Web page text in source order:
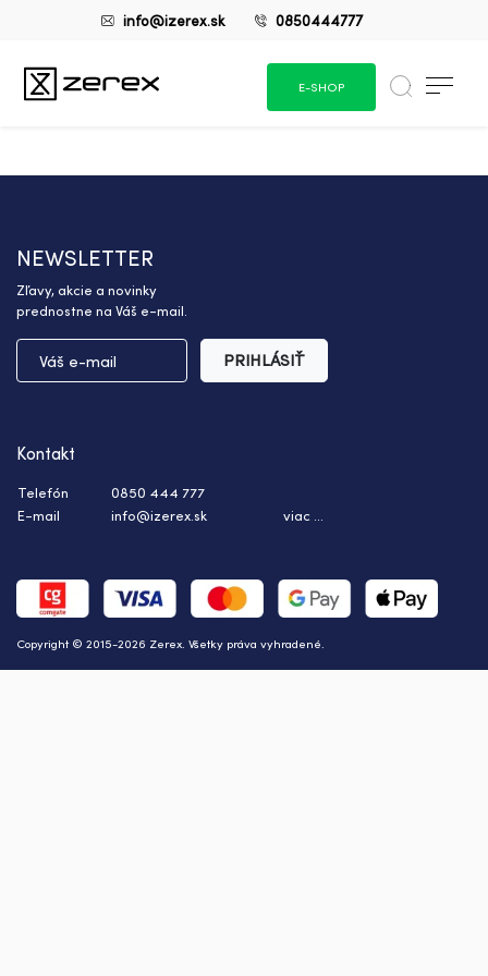
info@izerex.sk 0850444777
E-SHOP
NEWSLETTER
Zľavy, akcie a novinky
prednostne na Váš e-mail.
PRIHLÁSIŤ
Copyright © 2015-2026 Zerex. Všetky práva vyhradené.
Kontakt
Telefón
0850 444 777
E-mail
info@izerex.sk viac ...